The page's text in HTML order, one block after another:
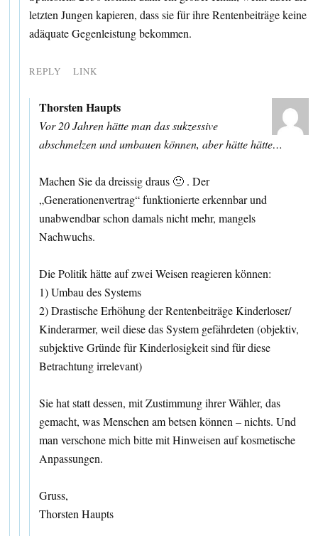
letzten Jungen kapieren, dass sie für ihre Rentenbeiträge keine
adäquate Gegenleistung bekommen.
REPLY LINK
Thorsten Haupts
Vor 20 Jahren hätte man das sukzessive
abschmelzen und umbauen können, aber hätte hätte…
Machen Sie da dreissig draus 🙂 . Der
„Generationenvertrag“ funktionierte erkennbar und
unabwendbar schon damals nicht mehr, mangels
Nachwuchs.
Die Politik hätte auf zwei Weisen reagieren können:
1) Umbau des Systems
2) Drastische Erhöhung der Rentenbeiträge Kinderloser/
Kinderarmer, weil diese das System gefährdeten (objektiv,
subjektive Gründe für Kinderlosigkeit sind für diese
Betrachtung irrelevant)
Sie hat statt dessen, mit Zustimmung ihrer Wähler, das
gemacht, was Menschen am betsen können – nichts. Und
man verschone mich bitte mit Hinweisen auf kosmetische
Anpassungen.
Gruss,
Thorsten Haupts